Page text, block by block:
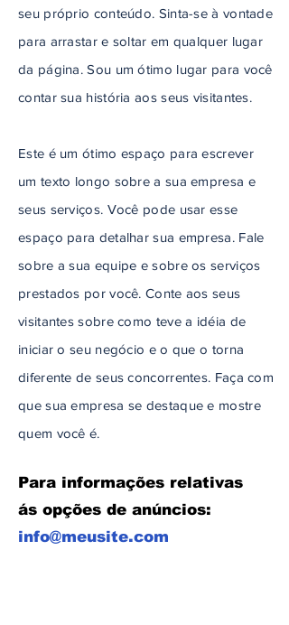
seu próprio conteúdo. Sinta-se à vontade
para arrastar e soltar em qualquer lugar
da página. Sou um ótimo lugar para você
contar sua história aos seus visitantes.
Este é um ótimo espaço para escrever
um texto longo sobre a sua empresa e
seus serviços. Você pode usar esse
espaço para detalhar sua empresa. Fale
sobre a sua equipe e sobre os serviços
prestados por você. Conte aos seus
visitantes sobre como teve a idéia de
iniciar o seu negócio e o que o torna
diferente de seus concorrentes. Faça com
que sua empresa se destaque e mostre
quem você é.
Para informações relativas
ás opções de anúncios:
info@meusite.com